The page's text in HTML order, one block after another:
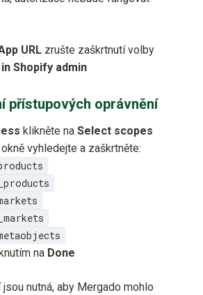
URL zrušte zaškrtnutí volby
in Shopify admin
přístupových oprávnění
klikněte na Select scopes
vyhledejte a zaškrtněte:
na Done
jsou nutná, aby Mergado mohlo